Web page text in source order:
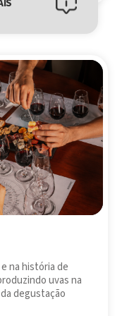
na história de
uvas na
degustação